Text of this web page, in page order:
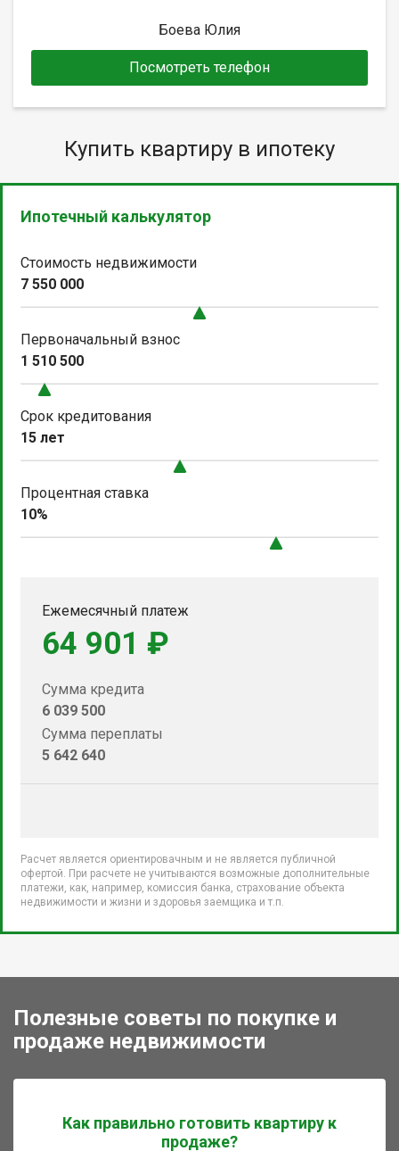
Боева Юлия
Посмотреть телефон
Купить квартиру в ипотеку
Ипотечный калькулятор
Стоимость недвижимости
7 550 000
Первоначальный взнос
1 510 500
Срок кредитования
15 лет
Процентная ставка
10%
Ежемесячный платеж
64 901 ₽
Сумма кредита
6 039 500
Сумма переплаты
5 642 640
Расчет является ориентировачным и не является публичной
офертой. При расчете не учитываются возможные дополнительные
платежи, как, например, комиссия банка, страхование объекта
недвижимости и жизни и здоровья заемщика и т.п.
Полезные советы по покупке и
продаже недвижимости
Как правильно готовить квартиру к
продаже?